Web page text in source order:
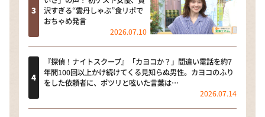
沢すぎる“雲丹しゃぶ”食リポで
おちゃめ発言
2026.07.10
『探偵！ナイトスクープ』「カヨコか？」間違い電話を約7
年間100回以上かけ続けてくる見知らぬ男性。カヨコのふり
をした依頼者に、ポツリと呟いた言葉は…
2026.07.14